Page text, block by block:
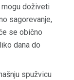
doživeti
sagorevanje,
se obično
dana do
spužvicu